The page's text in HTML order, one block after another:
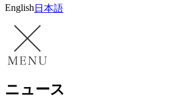
English 日本語
ニュース